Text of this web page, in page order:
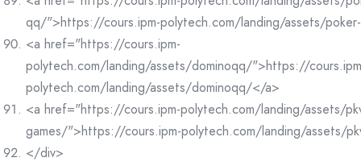
qq/">https://cours.ipm-polytech.com/landing/assets/
<a href="https://cours.ipm-
polytech.com/landing/assets/dominoqq/">https://
polytech.com/landing/assets/dominoqq/</a>
<a href="https://cours.ipm-polytech.com/landing/assets/
games/">https://cours.ipm-polytech.com/landing/assets/
</div>